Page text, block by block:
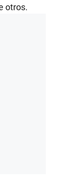
otros.